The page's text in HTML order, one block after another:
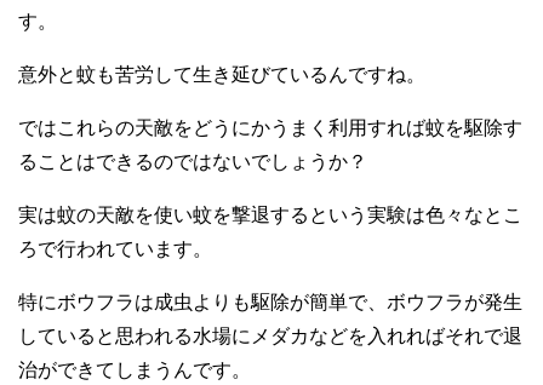
す。
意外と蚊も苦労して生き延びているんですね。
ではこれらの天敵をどうにかうまく利用すれば蚊を駆除す
ることはできるのではないでしょうか？
実は蚊の天敵を使い蚊を撃退するという実験は色々なとこ
ろで行われています。
特にボウフラは成虫よりも駆除が簡単で、ボウフラが発生
していると思われる水場にメダカなどを入れればそれで退
治ができてしまうんです。